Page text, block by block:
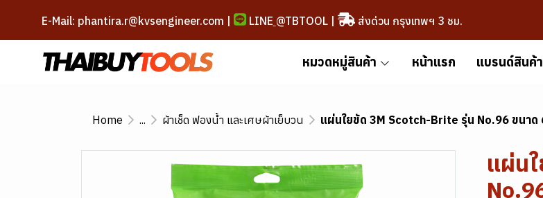
E-Mail: phantira.r@kvsengineer.com | LINE @TBTOOL| ส่งด่วน กรุงเทพฯ 3 ชม.
หมวดหมู่สินค้า หน้าแรก แบรนด์สินค้า
Home ... ผ้าเช็ด ฟองน้ำ และเศษผ้าเย็บวน แผ่นใยขัด 3M Scotch-Brite รุ่น No.96 ขนา
แผ่น